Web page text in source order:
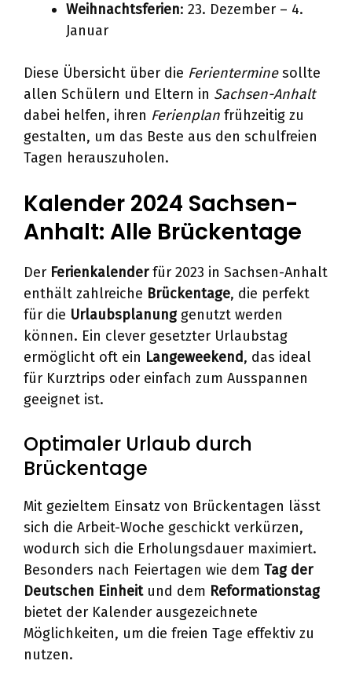
Weihnachtsferien: 23. Dezember – 4.
Januar
Diese Übersicht über die Ferienterminesollte
allen Schülern und Eltern in Sachsen-Anhalt
dabei helfen, ihren Ferienplan frühzeitig zu
gestalten, um das Beste aus den schulfreien
Tagen herauszuholen.
Kalender 2024 Sachsen-
Anhalt: Alle Brückentage
Der Ferienkalenderfür 2023 in Sachsen-Anhalt
enthält zahlreiche Brückentage, die perfekt
für die Urlaubsplanunggenutzt werden
können. Ein clever gesetzter Urlaubstag
ermöglicht oft ein Langeweekend, das ideal
für Kurztrips oder einfach zum Ausspannen
geeignet ist.
Optimaler Urlaub durch
Brückentage
Mit gezieltem Einsatz von Brückentagen lässt
sich die Arbeit-Woche geschickt verkürzen,
wodurch sich die Erholungsdauer maximiert.
Besonders nach Feiertagen wie dem Tag der
Deutschen Einheitund dem Reformationstag
bietet der Kalender ausgezeichnete
Möglichkeiten, um die freien Tage effektiv zu
nutzen.